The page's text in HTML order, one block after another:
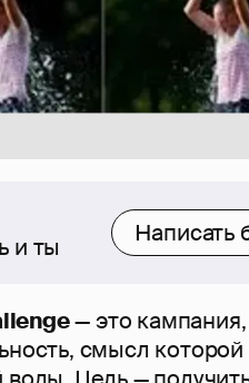
и ты
Написать
— это кампания,
смысл которой